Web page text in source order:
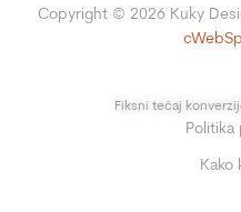
Copyright © 2026Kuky
Fiksni tečaj
Politika
Kako